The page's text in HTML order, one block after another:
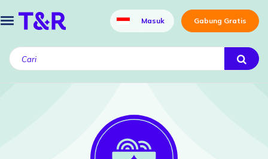
Masuk Gabung Gratis